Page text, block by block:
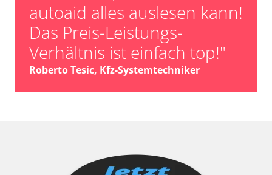
autoaid alles auslesen kann!
Das Preis-Leistungs-
Verhältnis ist einfach top!"
Roberto Tesic, Kfz-Systemtechniker